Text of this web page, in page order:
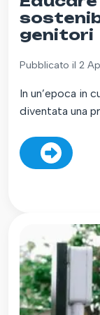
genitori
Pubblicato il 2
In un’epoca in
diventata una